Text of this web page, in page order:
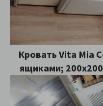
Кровать Vita Mia
ящиками;